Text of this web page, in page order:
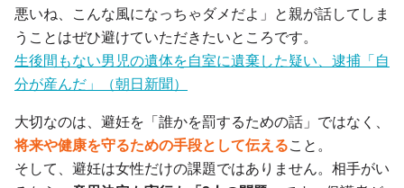
悪いね、こんな風になっちゃダメだよ」と親が話してしま
うことはぜひ避けていただきたいところです。
生後間もない男児の遺体を自室に遺棄した疑い、逮捕「自
分が産んだ」（朝日新聞）
大切なのは、避妊を「誰かを罰するための話」ではなく、
将来や健康を守るための手段として伝えること。
そして、避妊は女性だけの課題ではありません。相手がい